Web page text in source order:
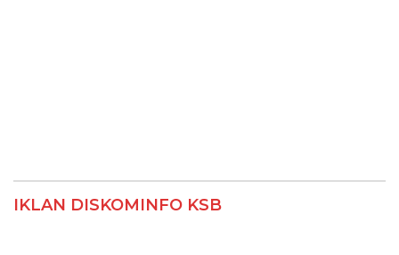
IKLAN DISKOMINFO KSB